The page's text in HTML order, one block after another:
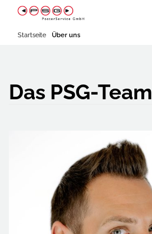
Inhalt
springen
Startseite Über uns
Das PSG-Team